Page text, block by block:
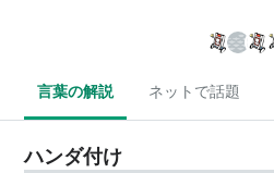
言葉の解説 ネットで話題
ハンダ付け